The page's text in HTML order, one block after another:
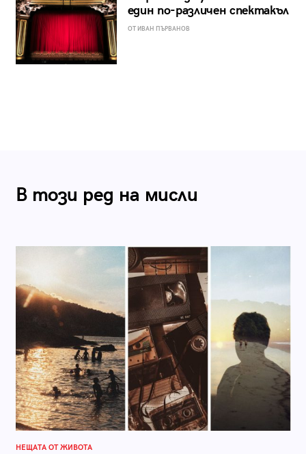
един по-различен спектакъл
ОТ ИВАН ПЪРВАНОВ
В този ред на мисли
НЕЩАТА ОТ ЖИВОТА